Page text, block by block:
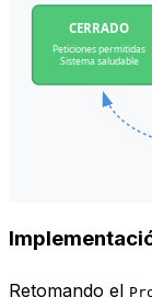
CERRADO
Peticiones permitidas
Sistema saludable
Retomando el